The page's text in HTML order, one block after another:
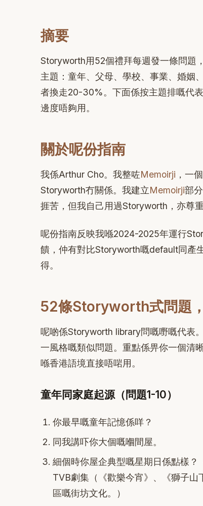
摘要
Storyworth用52個禮拜每週發一條問題
主題：童年、父母、學校、事業、婚姻
者換走20-30%。下面係按主題排嘅代
邊度唔夠用。
關於呢份指南
我係Arthur Cho。我整咗Memoirji ，一
Storyworth冇關係。我建立Memoirji部
捱苦，但我自己用過Storyworth，亦尊
呢份指南反映我喺2024-2025年運行
饋，仲有對比Storyworth嘅default同產
得。
52條Storyworth式問題
呢啲係Storyworth library問嘅嘢嘅代表
一風格嘅類似問題。重點係畀你一個清
喺香港語境直接唔啱用。
童年同家庭起源（問題1-10）
你最早嘅童年記憶係咩？
同我講吓你大個嘅嗰間屋。
細個時你屋企典型嘅星期日係點樣
TVB劇集（《歡樂今宵》、《獅子
區嘅街坊文化。）